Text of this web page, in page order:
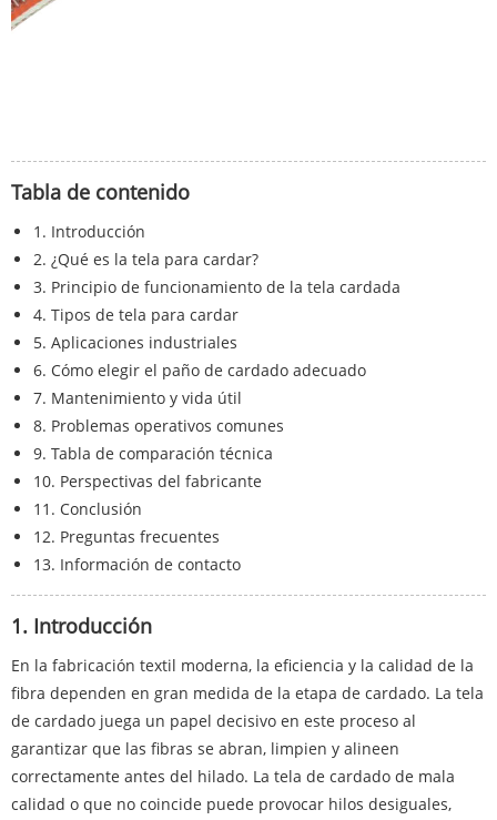
Tabla de contenido
1. Introducción
2. ¿Qué es la tela para cardar?
3. Principio de funcionamiento de la tela cardada
4. Tipos de tela para cardar
5. Aplicaciones industriales
6. Cómo elegir el paño de cardado adecuado
7. Mantenimiento y vida útil
8. Problemas operativos comunes
9. Tabla de comparación técnica
10. Perspectivas del fabricante
11. Conclusión
12. Preguntas frecuentes
13. Información de contacto
1. Introducción
En la fabricación textil moderna, la eficiencia y la calidad de la
fibra dependen en gran medida de la etapa de cardado. La tela
de cardado juega un papel decisivo en este proceso al
garantizar que las fibras se abran, limpien y alineen
correctamente antes del hilado. La tela de cardado de mala
calidad o que no coincide puede provocar hilos desiguales,